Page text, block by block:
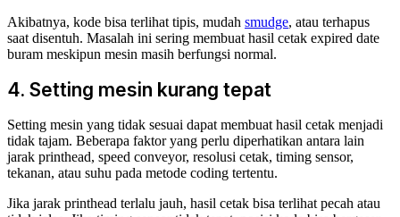
Akibatnya, kode bisa terlihat tipis, mudah smudge, atau terhapus
saat disentuh. Masalah ini sering membuat hasil cetak expired date
buram meskipun mesin masih berfungsi normal.
4. Setting mesin kurang tepat
Setting mesin yang tidak sesuai dapat membuat hasil cetak menjadi
tidak tajam. Beberapa faktor yang perlu diperhatikan antara lain
jarak printhead, speed conveyor, resolusi cetak, timing sensor,
tekanan, atau suhu pada metode coding tertentu.
Jika jarak printhead terlalu jauh, hasil cetak bisa terlihat pecah atau